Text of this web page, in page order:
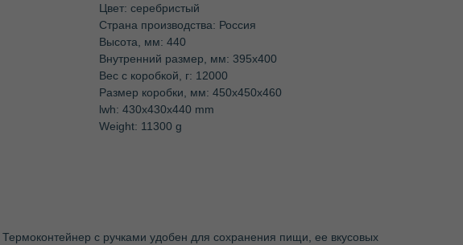
Цвет: серебристый
Страна производства: Россия
Высота, мм: 440
Внутренний размер, мм: 395х400
Вес с коробкой, г: 12000
Размер коробки, мм: 450х450х460
lwh: 430x430x440 mm
Weight: 11300 g
с ручками удобен для сохранения пищи, ее вкусовых